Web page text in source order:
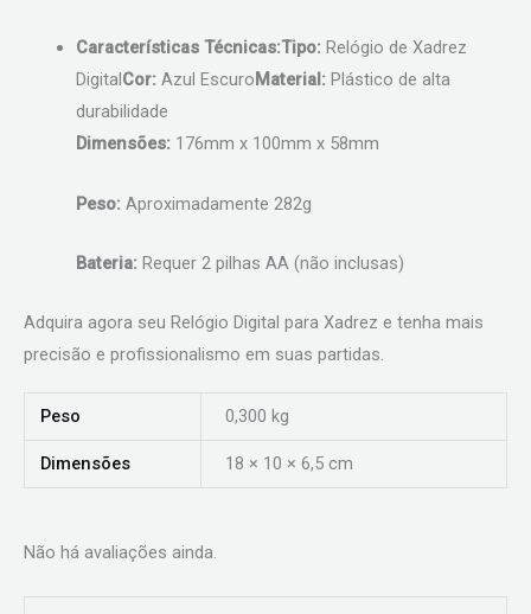
Características Técnicas:Tipo:Relógio de Xadrez
Digital Cor:Azul Escuro Material: Plástico de alta
durabilidade
Dimensões:176mm x 100mm x 58mm
Peso:Aproximadamente 282g
Bateria:Requer 2 pilhas AA (não inclusas)
Adquira agora seu Relógio Digital para Xadrez e tenha mais
precisão e profissionalismo em suas partidas.
Peso 0,300 kg
Dimensões 18 × 10 × 6,5 cm
Não há avaliações ainda.